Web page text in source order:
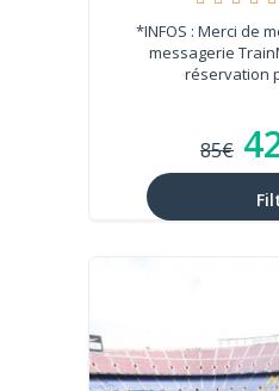
*INFOS : Merci de
messagerie
réservation
85€
Après